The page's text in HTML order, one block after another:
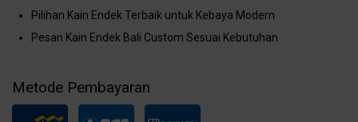
Pilihan Kain Endek Terbaik untuk Kebaya Modern
Pesan Kain Endek Bali Custom Sesuai Kebutuhan
Metode Pembayaran